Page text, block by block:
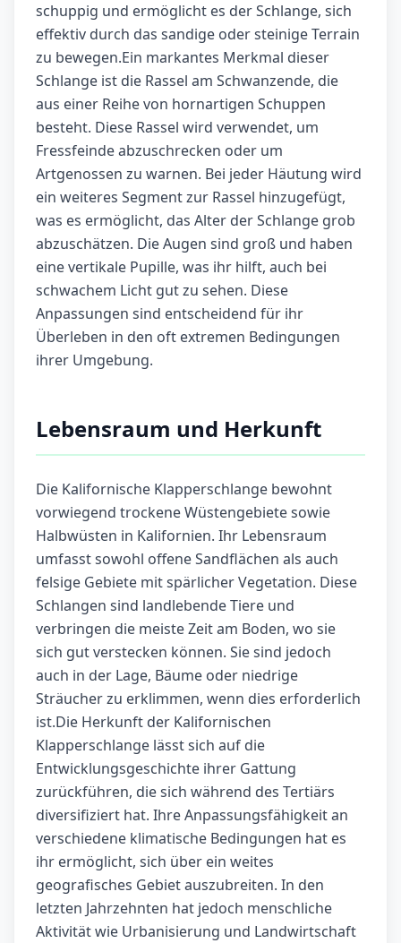
schuppig und ermöglicht es der Schlange, sich
effektiv durch das sandige oder steinige Terrain
zu bewegen.Ein markantes Merkmal dieser
Schlange ist die Rassel am Schwanzende, die
aus einer Reihe von hornartigen Schuppen
besteht. Diese Rassel wird verwendet, um
Fressfeinde abzuschrecken oder um
Artgenossen zu warnen. Bei jeder Häutung wird
ein weiteres Segment zur Rassel hinzugefügt,
was es ermöglicht, das Alter der Schlange grob
abzuschätzen. Die Augen sind groß und haben
eine vertikale Pupille, was ihr hilft, auch bei
schwachem Licht gut zu sehen. Diese
Anpassungen sind entscheidend für ihr
Überleben in den oft extremen Bedingungen
ihrer Umgebung.
Lebensraum und Herkunft
Die Kalifornische Klapperschlange bewohnt
vorwiegend trockene Wüstengebiete sowie
Halbwüsten in Kalifornien. Ihr Lebensraum
umfasst sowohl offene Sandflächen als auch
felsige Gebiete mit spärlicher Vegetation. Diese
Schlangen sind landlebende Tiere und
verbringen die meiste Zeit am Boden, wo sie
sich gut verstecken können. Sie sind jedoch
auch in der Lage, Bäume oder niedrige
Sträucher zu erklimmen, wenn dies erforderlich
ist.Die Herkunft der Kalifornischen
Klapperschlange lässt sich auf die
Entwicklungsgeschichte ihrer Gattung
zurückführen, die sich während des Tertiärs
diversifiziert hat. Ihre Anpassungsfähigkeit an
verschiedene klimatische Bedingungen hat es
ihr ermöglicht, sich über ein weites
geografisches Gebiet auszubreiten. In den
letzten Jahrzehnten hat jedoch menschliche
Aktivität wie Urbanisierung und Landwirtschaft